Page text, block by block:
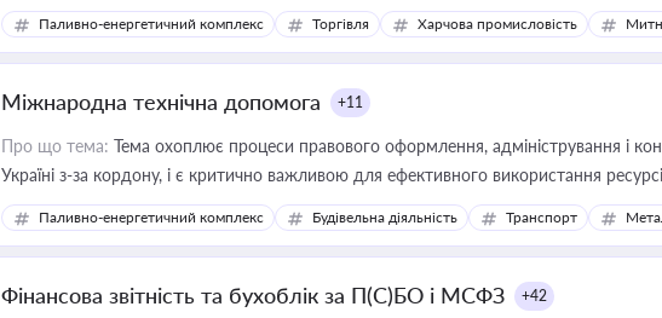
Паливно-енергетичний комплекс Торгівля Харчова промисловість
Міжнародна технічна допомога +11
Про що тема: Тема охоплює процеси правового оформлення, адміністрування і
Україні з-за кордону, і є критично важливою для ефективного використання
інфраструктурних проєктів
Паливно-енергетичний комплекс Будівельна діяльність Транспорт
Фінансова звітність та бухоблік за П(С)БО і МСФЗ +42